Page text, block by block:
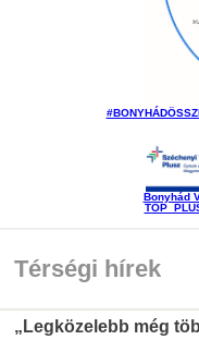
Bonyhád
Térségi hírek
„Legközelebb még